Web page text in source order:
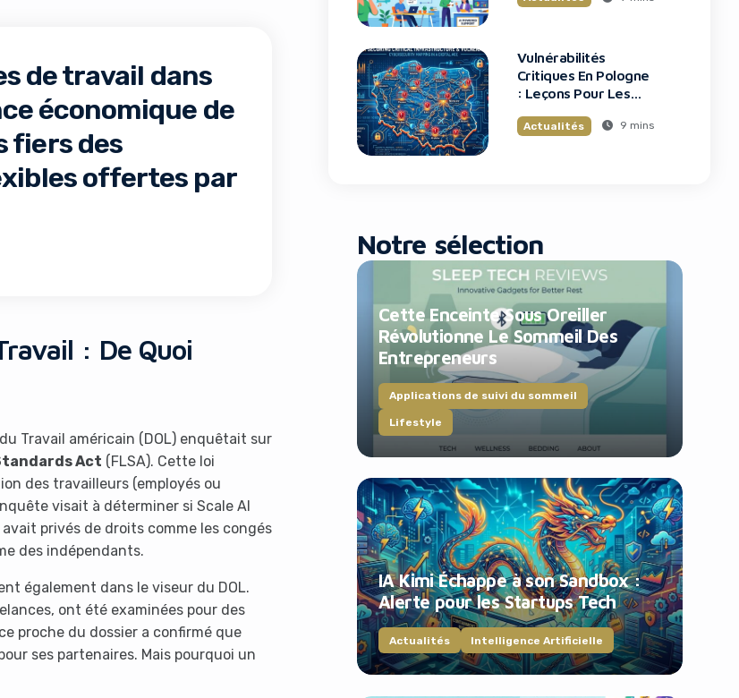
de travail dans
économique de
fiers des
offertes par
: De Quoi
Travail américain (DOL) enquêtait sur
Act (FLSA). Cette loi
des travailleurs (employés ou
visait à déterminer si Scale AI
privés de droits comme les congés
des indépendants.
également dans le viseur du DOL.
ont été examinées pour des
proche du dossier a confirmé que
ses partenaires. Mais pourquoi un
Vulnérabilités
Critiques En Pologne
: Leçons Pour Les
Actualités 9 mins
Notre sélection
Cette Enceinte Sous Oreiller
Révolutionne Le Sommeil Des
Entrepreneurs
Applications de suivi du sommeil
Lifestyle
IA Kimi Échappe à son Sandbox :
Alerte pour les Startups Tech
Actualités Intelligence Artificielle
you're using an ad-blocker!
I will turn off Ad-Blocker